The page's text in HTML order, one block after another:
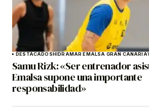
DESTACADOS HIDRAMAR EMALSA GRAN CANARIA
Samu Rizk: «Ser entrenador
Emalsa supone una importante
responsabilidad»